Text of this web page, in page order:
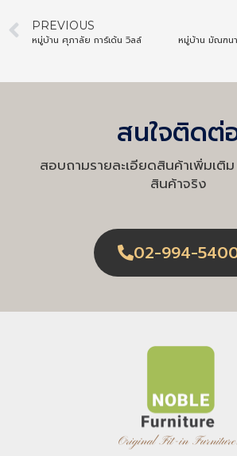
PREVIOUS
หมู่บ้าน ศุภาลัย การ์เด้น วิลล์
สนใจติดต่
สอบถามรายละเอียดสินค้าเพิ่มเติ
สินค้าจริง
02-994-